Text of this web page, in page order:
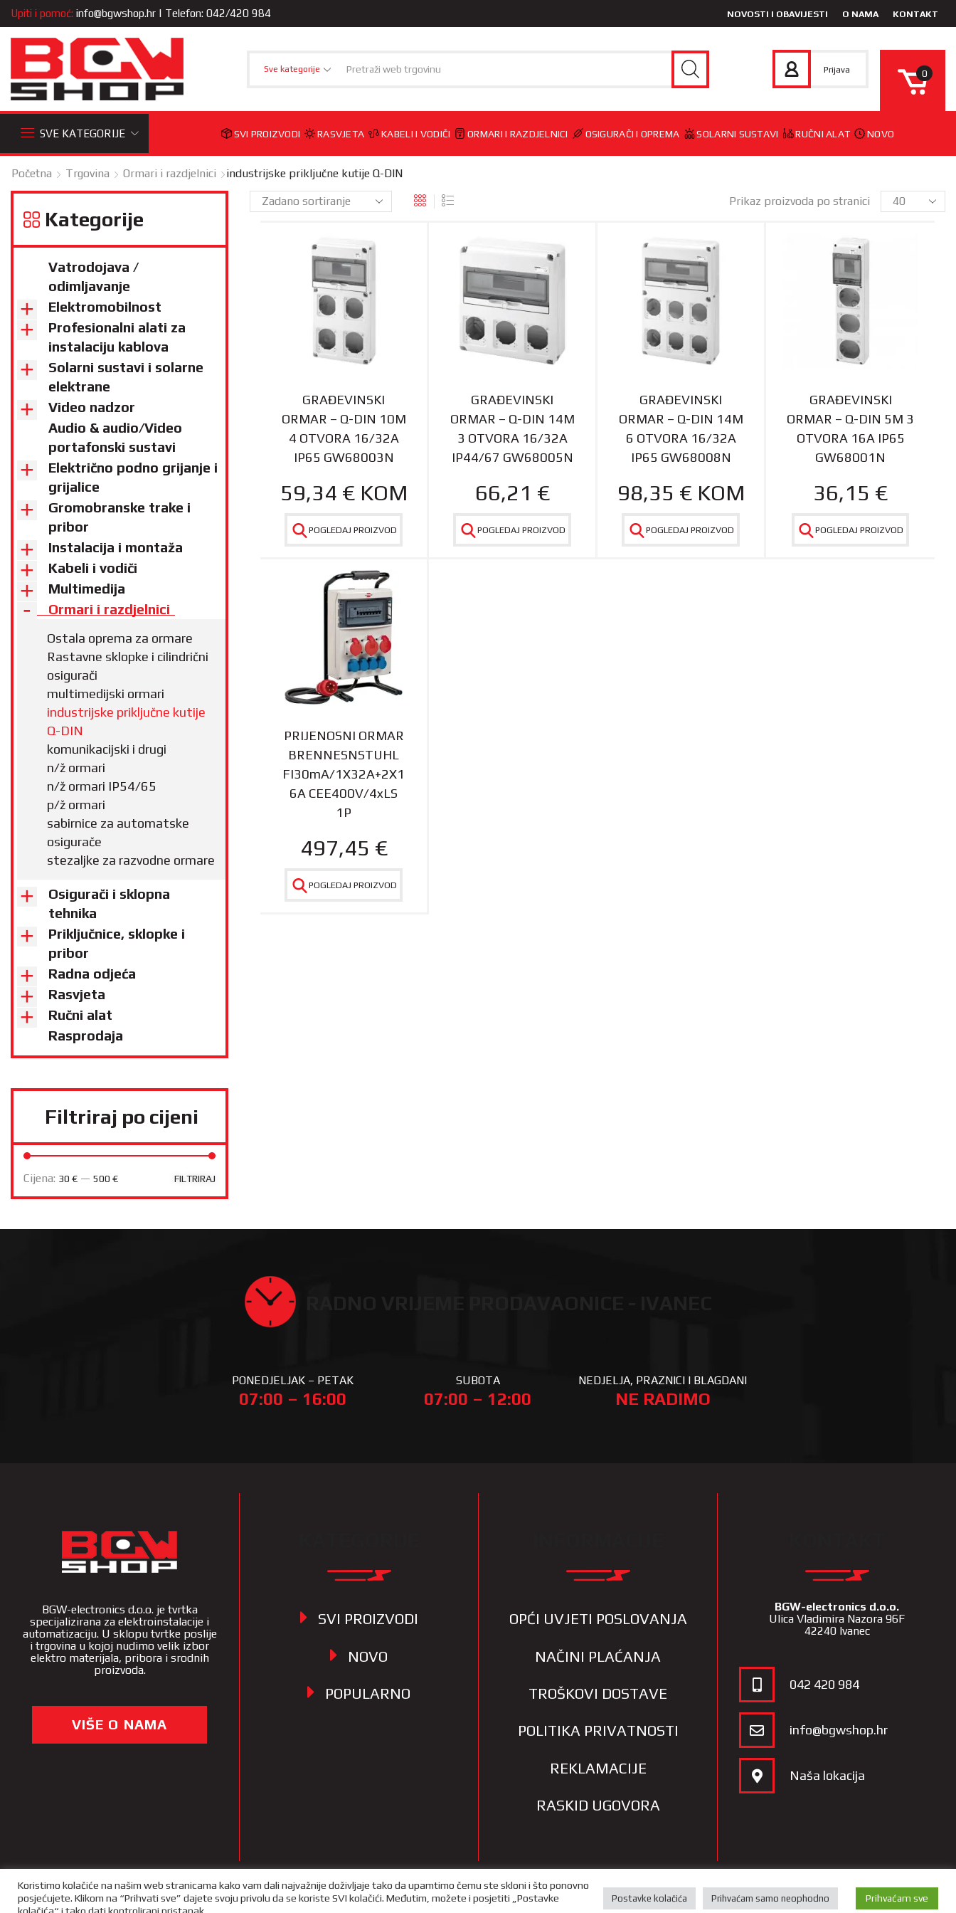
Upiti i pomoć: info@bgwshop.hr | Telefon: 042/420 984 NOVOSTI I OBAVIJESTI O NAMA KONTAKT
Sve kategorije Prijava 0
SVE KATEGORIJE SVI PROIZVODI RASVJETA KABELI I VODIČI ORMARI I RAZDJELNICI OSIGURAČI I OPREMA SOLARNI SUSTAVI RUČNI ALAT NOVO
Početna Trgovina Ormari i razdjelnici industrijske priključne kutije Q-DIN
Prikaz proizvoda po stranici
GRAĐEVINSKI
ORMAR – Q-DIN 10M
4 OTVORA 16/32A
IP65 GW68003N
59,34 € KOM
POGLEDAJ PROIZVOD
GRAĐEVINSKI
ORMAR – Q-DIN 14M
3 OTVORA 16/32A
IP44/67 GW68005N
66,21 €
POGLEDAJ PROIZVOD
GRAĐEVINSKI
ORMAR – Q-DIN 14M
6 OTVORA 16/32A
IP65 GW68008N
98,35 € KOM
POGLEDAJ PROIZVOD
GRAĐEVINSKI
ORMAR – Q-DIN 5M 3
OTVORA 16A IP65
GW68001N
36,15 €
POGLEDAJ PROIZVOD
PRIJENOSNI ORMAR
BRENNESNSTUHL
FI30mA/1X32A+2X1
6A CEE400V/4xLS
1P
497,45 €
POGLEDAJ PROIZVOD
Kategorije
Vatrodojava /
odimljavanje
Elektromobilnost
Profesionalni alati za
instalaciju kablova
Solarni sustavi i solarne
elektrane
Video nadzor
Audio & audio/Video
portafonski sustavi
Električno podno grijanje i
grijalice
Gromobranske trake i
pribor
Instalacija i montaža
Kabeli i vodiči
Multimedija
Ormari i razdjelnici
Ostala oprema za ormare
Rastavne sklopke i cilindrični
osigurači
multimedijski ormari
industrijske priključne kutije
Q-DIN
komunikacijski i drugi
n/ž ormari
n/ž ormari IP54/65
p/ž ormari
sabirnice za automatske
osigurače
stezaljke za razvodne ormare
Osigurači i sklopna
tehnika
Priključnice, sklopke i
pribor
Radna odjeća
Rasvjeta
Ručni alat
Rasprodaja
Filtriraj po cijeni
FILTRIRAJ
Cijena: 30 € — 500 €
PONEDJELJAK – PETAK
07:00 – 16:00
SUBOTA
07:00 – 12:00
NEDJELJA, PRAZNICI I BLAGDANI
NE RADIMO
BGW-electronics d.o.o. je tvrtka
specijalizirana za elektroinstalacije i
automatizaciju. U sklopu tvrtke poslije
i trgovina u kojoj nudimo velik izbor
elektro materijala, pribora i srodnih
proizvoda.
VIŠE O NAMA
SVI PROIZVODI
NOVO
POPULARNO
OPĆI UVJETI POSLOVANJA
NAČINI PLAĆANJA
TROŠKOVI DOSTAVE
POLITIKA PRIVATNOSTI
REKLAMACIJE
RASKID UGOVORA
BGW-electronics d.o.o.
Ulica Vladimira Nazora 96F
42240 Ivanec
042 420 984
info@bgwshop.hr
Naša lokacija
Copyright 2022 – BGW Shop | Opći uvjeti poslovnja – izrada web trgovina iportala
Koristimo kolačiće na našim web stranicama kako vam dali najvažnije doživljaje tako da upamtimo čemu ste skloni i što ponovno
posjećujete. Klikom na “Prihvati sve” dajete svoju privolu da se koriste SVI kolačići. Međutim, možete i posjetiti „Postavke
kolačića“ i tako dati kontrolirani pristanak.
Postavke kolačića Prihvaćam samo neophodno Prihvaćam sve